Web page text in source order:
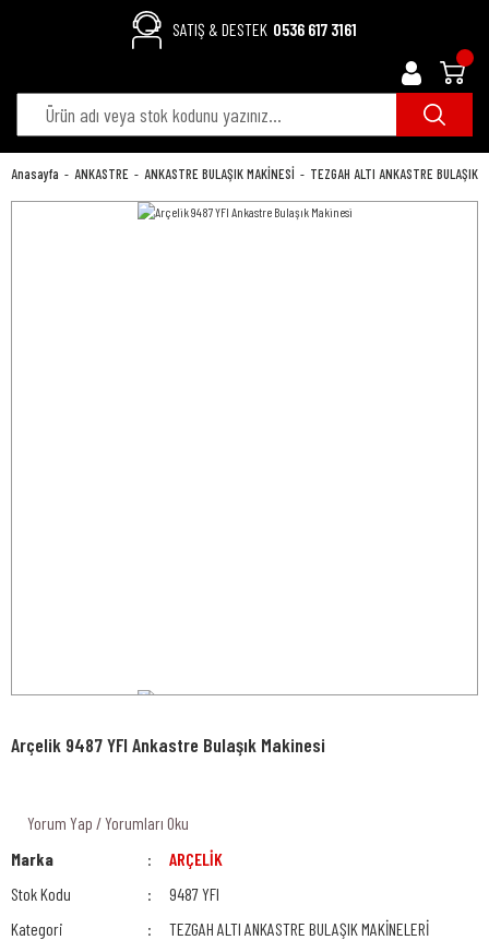
SATIŞ & DESTEK 0536 617 3161
Anasayfa ANKASTRE ANKASTRE BULAŞIK MAKİNESİ TEZGAH ALTI ANKASTRE BULAŞIK
Arçelik 9487 YFI Ankastre Bulaşık Makinesi
Yorum Yap / Yorumları Oku
Marka
ARÇELİK
Stok Kodu
9487 YFI
Kategori
TEZGAH ALTI ANKASTRE BULAŞIK MAKİNELERİ